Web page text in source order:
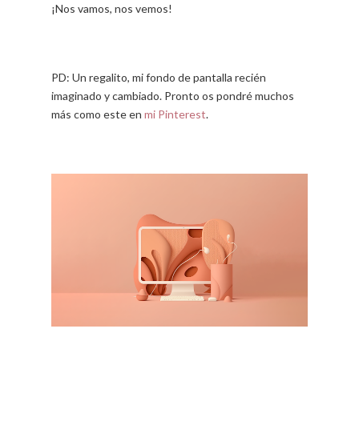
¡Nos vamos, nos vemos!
PD: Un regalito, mi fondo de pantalla recién
imaginado y cambiado. Pronto os pondré muchos
más como este en mi Pinterest.